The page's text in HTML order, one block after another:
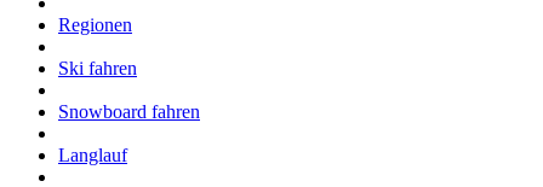
Regionen
Ski fahren
Snowboard fahren
Langlauf